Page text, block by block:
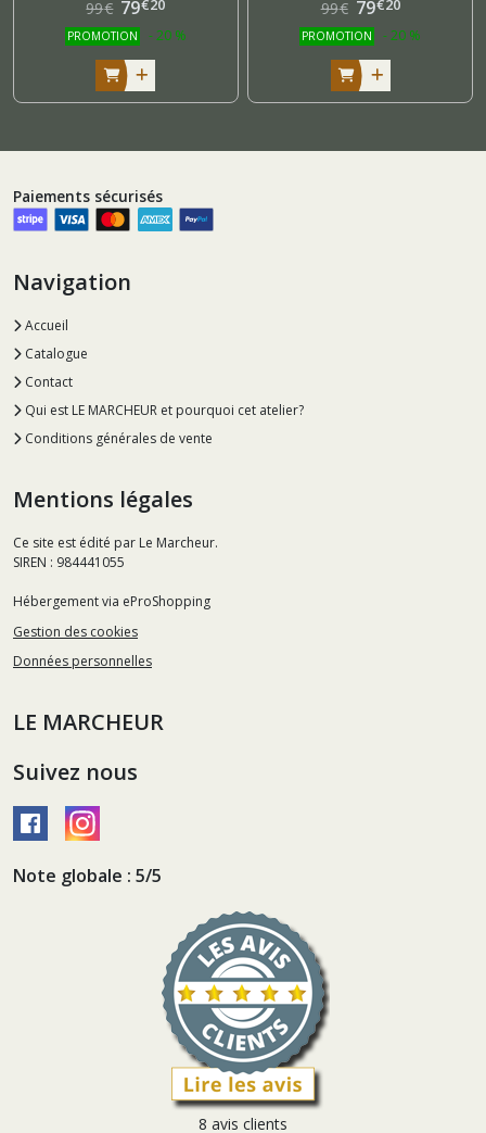
99€ 79€20
PROMOTION -20 %
99€ 79€20
PROMOTION -20 %
Paiements sécurisés
Navigation
Accueil
Catalogue
Contact
Qui est LE MARCHEUR et pourquoi cet atelier?
Conditions générales de vente
Mentions légales
Ce site est édité par Le Marcheur.
SIREN : 984441055
Hébergement via eProShopping
Gestion des cookies
Données personnelles
LE MARCHEUR
Suivez nous
Note globale : 5/5
8 avis clients